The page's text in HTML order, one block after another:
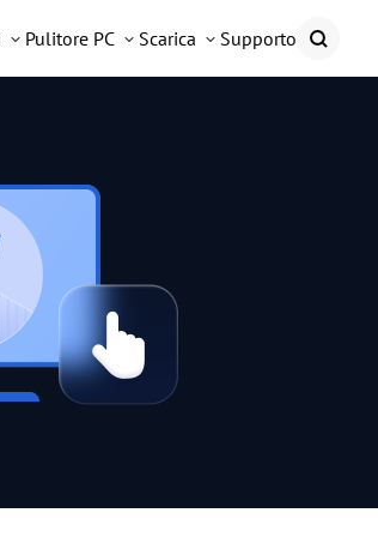
Pulitore PC Scarica Supporto